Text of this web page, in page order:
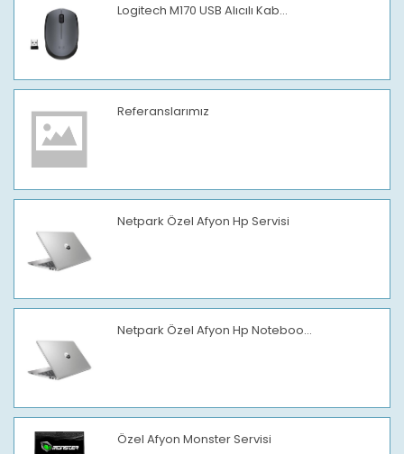
Logitech M170 USB Alıcılı Kab...
Referanslarımız
Netpark Özel Afyon Hp Servisi
Netpark Özel Afyon Hp Noteboo...
Özel Afyon Monster Servisi